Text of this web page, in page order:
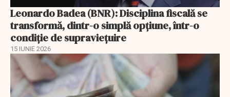
Leonardo Badea (BNR): Disciplina fiscală se
transformă, dintr-o simplă opțiune, într-o
condiție de supraviețuire
15 IUNIE 2026